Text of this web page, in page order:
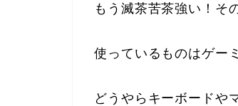
もう滅茶苦茶強い！そ
使っているものはゲー
どうやらキーボードや